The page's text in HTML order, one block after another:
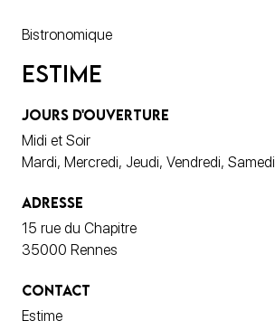
Bistronomique
Estime
JOURS D'OUVERTURE
Midi et Soir
Mardi, Mercredi, Jeudi, Vendredi, Samedi
ADRESSE
15 rue du Chapitre
35000 Rennes
CONTACT
Estime